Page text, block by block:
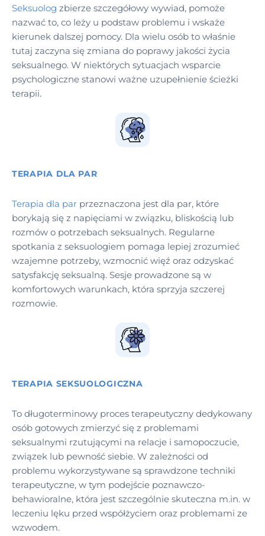
Seksuolog zbierze szczegółowy wywiad, pomoże
nazwać to, co leży u podstaw problemu i wskaże
kierunek dalszej pomocy. Dla wielu osób to właśnie
tutaj zaczyna się zmiana do poprawy jakości życia
seksualnego. W niektórych sytuacjach wsparcie
psychologiczne stanowi ważne uzupełnienie ścieżki
terapii.
TERAPIA DLA PAR
Terapia dla par przeznaczona jest dla par, które
borykają się z napięciami w związku, bliskością lub
rozmów o potrzebach seksualnych. Regularne
spotkania z seksuologiem pomaga lepiej zrozumieć
wzajemne potrzeby, wzmocnić więź oraz odzyskać
satysfakcję seksualną. Sesje prowadzone są w
komfortowych warunkach, która sprzyja szczerej
rozmowie.
TERAPIA SEKSUOLOGICZNA
To długoterminowy proces terapeutyczny dedykowany
osób gotowych zmierzyć się z problemami
seksualnymi rzutującymi na relacje i samopoczucie,
związek lub pewność siebie. W zależności od
problemu wykorzystywane są sprawdzone techniki
terapeutyczne, w tym podejście poznawczo-
behawioralne, która jest szczególnie skuteczna m.in. w
leczeniu lęku przed współżyciem oraz problemami ze
wzwodem.